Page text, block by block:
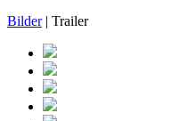
Bilder| Trailer